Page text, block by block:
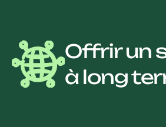
Offrir un
à long